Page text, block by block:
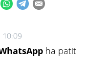
10:09
ha patit